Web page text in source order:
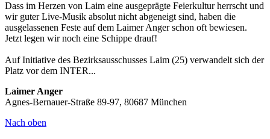
Dass im Herzen von Laim eine ausgeprägte Feierkultur herrscht und
wir guter Live-Musik absolut nicht abgeneigt sind, haben die
ausgelassenen Feste auf dem Laimer Anger schon oft bewiesen.
Jetzt legen wir noch eine Schippe drauf!
Auf Initiative des Bezirksausschusses Laim (25) verwandelt sich der
Platz vor dem INTER...
Laimer Anger
Agnes-Bernauer-Straße 89-97, 80687 München
Nach oben